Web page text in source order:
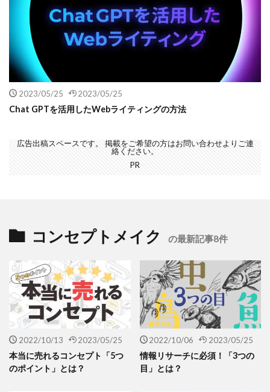
2023/05/25 2023/05/25
Chat GPTを活用したWebライティングの方法
広告出稿スペースです。 掲載をご希望の方はお問い合わせよりご連
絡ください。
PR
コンセプトメイク の最新記事8件
2022/10/13 2023/05/25
本当に売れるコンセプト「5つ
のポイント」とは？
2022/10/06 2023/05/25
情報リサーチに必須！「3つの
目」とは？